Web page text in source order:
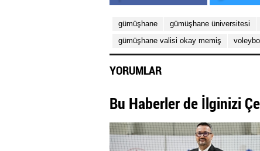
gümüşhane gümüşhane üniversitesi
gümüşhane valisi okay memiş
YORUMLAR
Bu Haberler de İlginizi